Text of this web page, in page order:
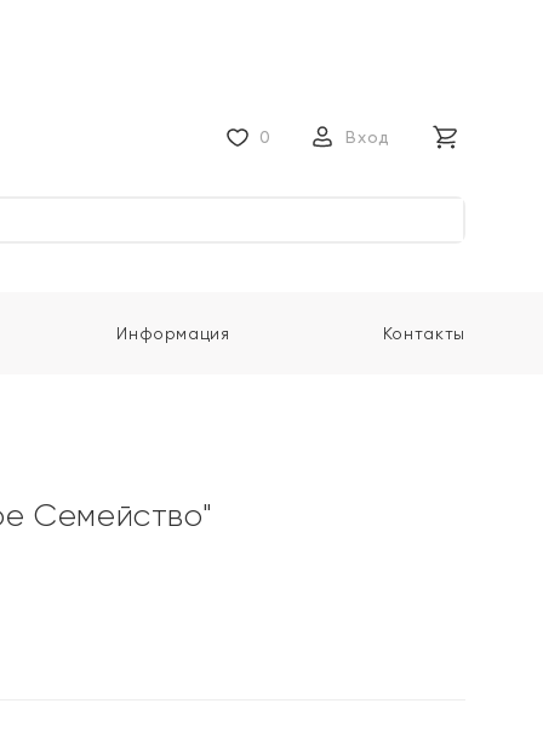
0 Вход
Информация Контакты
Семейство"